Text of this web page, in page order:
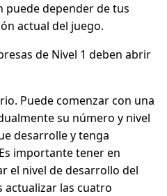
puede depender de tus
actual del juego.
de Nivel 1 deben abrir
Puede comenzar con una
su número y nivel
desarrolle y tenga
importante tener en
el nivel de desarrollo del
actualizar las cuatro